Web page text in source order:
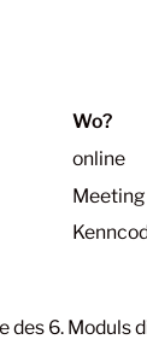
Wo?
online
Meeting
des 6.